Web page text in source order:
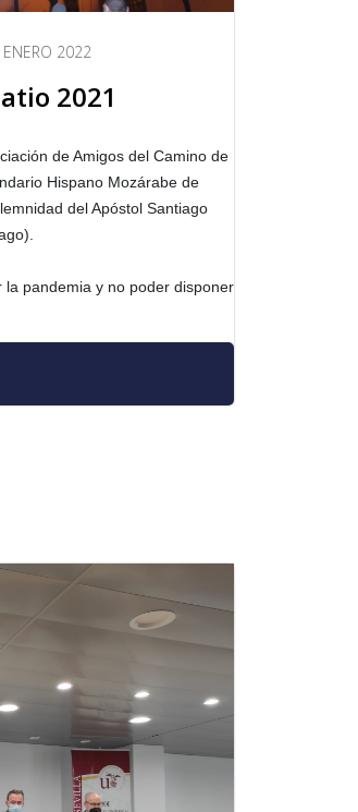
2022
2021
de Amigos del Camino de
Hispano Mozárabe de
del Apóstol Santiago
pandemia y no poder disponer